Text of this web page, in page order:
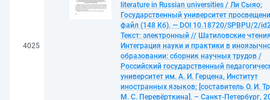
4025
literature in Russian universities / Ли Сыяо;
Государственный университет
файл (148 Кб). — DOI 10.18720/SPBPU/2/
Текст: электронный // Шатиловские
Интеграция науки и практики в
образовании: сборник научных трудов /
Российский государственный
университет им. А. И. Герцена, Институт
иностранных языков; [составитель О. И.
М. С. Перевёрткина]. – Санкт-Петербург,